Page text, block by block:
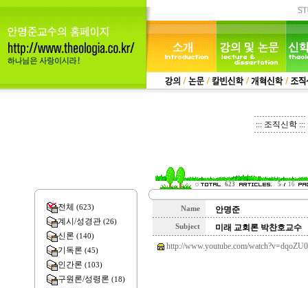
::: 조직신학 :::
623 5 16
전체 (623)
계시/성경관 (26)
신론 (140)
기독론 (45)
인간론 (103)
구원론/성령론 (18)
Name 안명준
Subject
미래 교회론 박찬호교수
http://www.youtube.com/